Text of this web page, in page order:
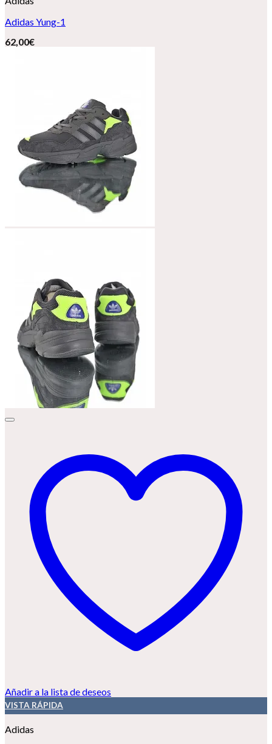
Adidas Yung-1
62,00€
Añadir a la lista de deseos
VISTA RÁPIDA
Adidas